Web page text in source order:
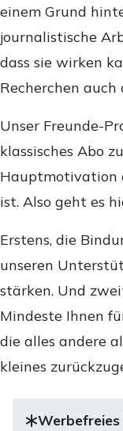
einem Grund
journalistische
dass sie wirken
Recherchen
Unser Freunde-
klassisches Abo
Hauptmotivation
ist. Also geht es
Erstens, die
unseren
stärken. Und
Mindeste Ihnen
die alles andere
kleines
Werbefreies